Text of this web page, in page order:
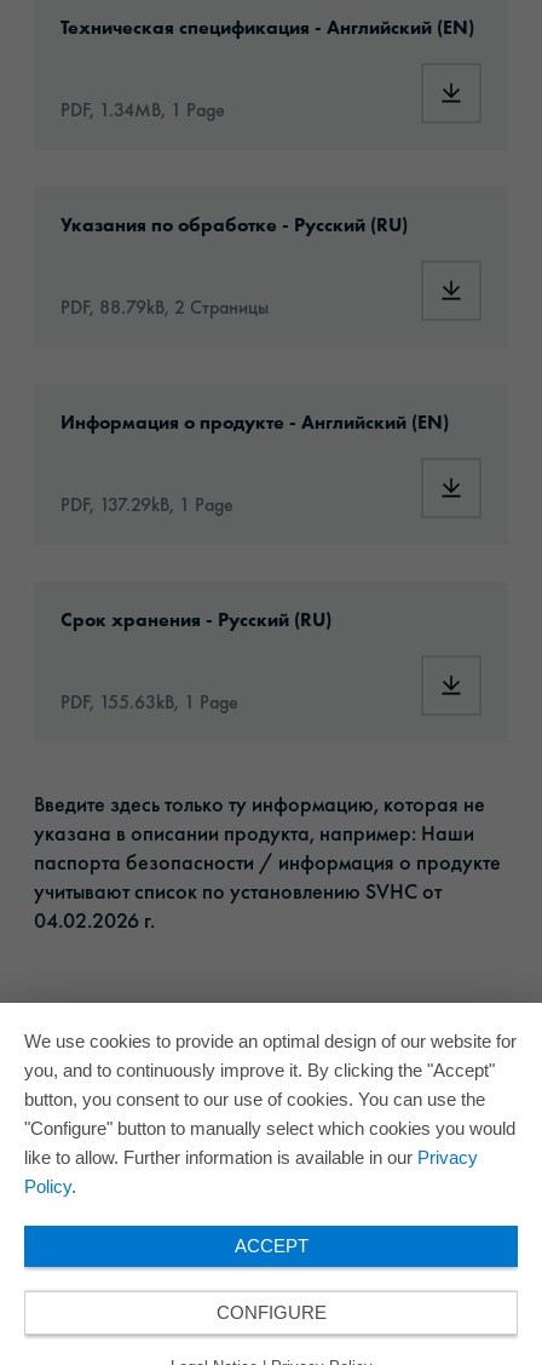
Техническая спецификация - Английский (EN)
PDF, 1.34MB, 1 Page
Указания по обработке - Русский (RU)
PDF, 88.79kB, 2 Страницы
Информация о продукте - Английский (EN)
PDF, 137.29kB, 1 Page
Срок хранения - Русский (RU)
PDF, 155.63kB, 1 Page
Введите здесь только ту информацию, которая не
указана в описании продукта, например: Наши
паспорта безопасности / информация о продукте
учитывают список по установлению SVHC от
04.02.2026 г.​
We use cookies to provide an optimal design of our website for
you, and to continuously improve it. By clicking the "Accept"
button, you consent to our use of cookies. You can use the
"Configure" button to manually select which cookies you would
like to allow. Further information is available in our Privacy
Policy.
ACCEPT
CONFIGURE